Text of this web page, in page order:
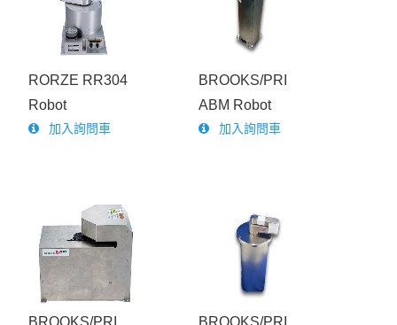
Menu
公司簡介
關於我們
產品介紹
半
導
體
機
械
手
臂
（
維
修
/
交
換
客戶實蹟
承諾服務
Language
繁體中文
RORZE RR304
Robot
加入詢問車
BROOKS/PRI
ABM Robot
加入詢問車
BROOKS/PRI
BROOKS/PRI